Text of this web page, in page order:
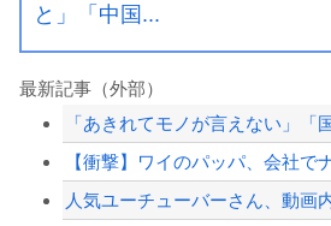
と」「中国...
最新記事（外部）